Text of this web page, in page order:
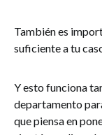
También es
suficiente a tu
Y esto funciona
departamento
que piensa en